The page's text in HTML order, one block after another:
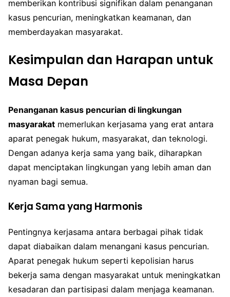
memberikan kontribusi signifikan dalam penanganan
kasus pencurian, meningkatkan keamanan, dan
memberdayakan masyarakat.
Kesimpulan dan Harapan untuk
Masa Depan
Penanganan kasus pencurian di lingkungan
masyarakat memerlukan kerjasama yang erat antara
aparat penegak hukum, masyarakat, dan teknologi.
Dengan adanya kerja sama yang baik, diharapkan
dapat menciptakan lingkungan yang lebih aman dan
nyaman bagi semua.
Kerja Sama yang Harmonis
Pentingnya kerjasama antara berbagai pihak tidak
dapat diabaikan dalam menangani kasus pencurian.
Aparat penegak hukum seperti kepolisian harus
bekerja sama dengan masyarakat untuk meningkatkan
kesadaran dan partisipasi dalam menjaga keamanan.